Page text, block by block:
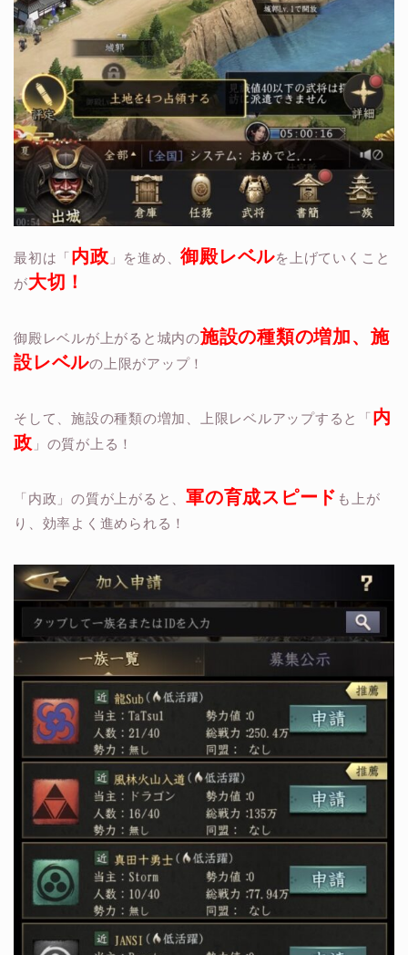
最初は「内政 」を進め、御殿レベルを上げていくこと
が大切！
御殿レベルが上がると城内の施設の種類の増加、施
設レベルの上限がアップ！
そして、施設の種類の増加、上限レベルアップすると「内
政 」の質が上る！
「内政」の質が上がると、軍の育成スピード も上が
り、効率よく進められる！